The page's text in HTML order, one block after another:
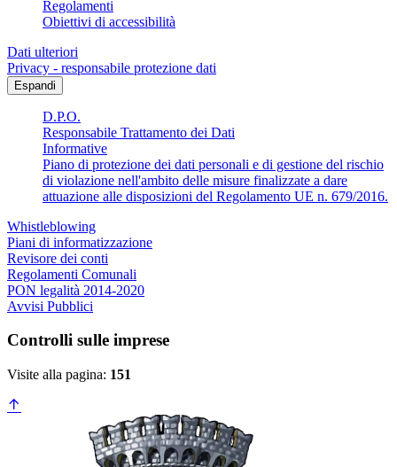
Regolamenti
Obiettivi di accessibilità
Dati ulteriori
Privacy - responsabile protezione dati
Espandi
D.P.O.
Responsabile Trattamento dei Dati
Informative
Piano di protezione dei dati personali e di gestione del rischio
di violazione nell'ambito delle misure finalizzate a dare
attuazione alle disposizioni del Regolamento UE n. 679/2016.
Whistleblowing
Piani di informatizzazione
Revisore dei conti
Regolamenti Comunali
PON legalità 2014-2020
Avvisi Pubblici
Controlli sulle imprese
Visite alla pagina: 151